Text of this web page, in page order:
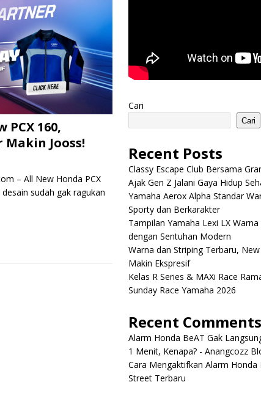
160,
Jooss!
– All New Honda PCX
sudah gak ragukan
Cari
Cari
Recent Posts
Classy Escape Club Bersama
Ajak Gen Z Jalani Gaya Hidup
Yamaha Aerox Alpha Standar
Sporty dan Berkarakter
Tampilan Yamaha Lexi LX Warna
dengan Sentuhan Modern
Warna dan Striping Terbaru,
Makin Ekspresif
Kelas R Series & MAXi Race
Sunday Race Yamaha 2026
Recent Comments
Alarm Honda BeAT Gak
1 Menit, Kenapa? - Anangcozz
Cara Mengaktifkan Alarm Honda
Street Terbaru